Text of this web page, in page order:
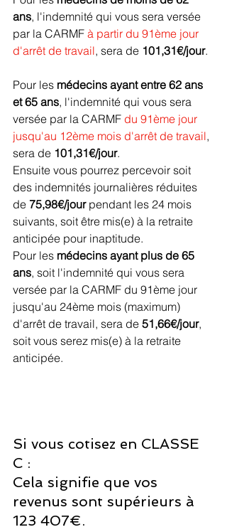
ans, l'indemnité qui vous sera versée
par la CARMF à partir du 91ème jour
d'arrêt de travail, sera de 101,31€/jour.
Pour les médecins ayant entre 62 ans
et 65 ans, l'indemnité qui vous sera
versée par la CARMF du 91ème jour
jusqu'au 12ème mois d'arrêt de travail,
sera de 101,31€/jour.
Ensuite vous pourrez percevoir soit
des indemnités journalières réduites
de 75,98€/jour pendant les 24 mois
suivants, soit être mis(e) à la retraite
anticipée pour inaptitude.
Pour les médecins ayant plus de 65
ans, soit l'indemnité qui vous sera
versée par la CARMF du 91ème jour
jusqu'au 24ème mois (maximum)
d'arrêt de travail, sera de 51,66€/jour,
soit vous serez mis(e) à la retraite
anticipée.
Si vous cotisez en CLASSE
C :
Cela signifie que vos
revenus sont supérieurs à
123 407€.